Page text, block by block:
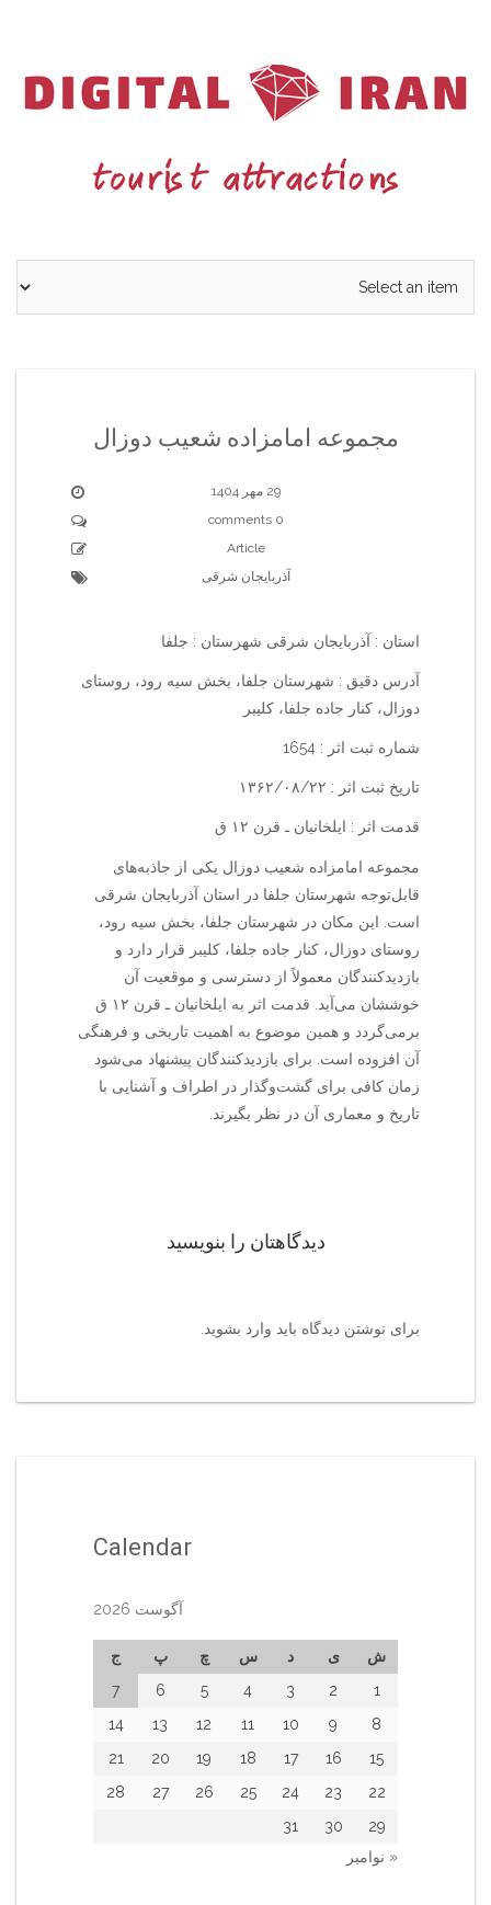
مجموعه امامزاده شعیب دوزال
29 مهر 1404
0 comments
Article
آذربایجان شرقی
استان : آذربایجان شرقی شهرستان : جلفا
آدرس دقیق : شهرستان جلفا، بخش سیه رود، روستای
دوزال، کنار جاده جلفا، کلیبر
شماره ثبت اثر : 1654
تاریخ ثبت اثر : ۱۳۶۲/۰۸/۲۲
قدمت اثر : ایلخانیان ـ قرن ۱۲ ق
مجموعه امامزاده شعیب دوزال یکی از جاذبه‌های
قابل‌توجه شهرستان جلفا در استان آذربایجان شرقی
است. این مکان در شهرستان جلفا، بخش سیه رود،
روستای دوزال، کنار جاده جلفا، کلیبر قرار دارد و
بازدیدکنندگان معمولاً از دسترسی و موقعیت آن
خوششان می‌آید. قدمت اثر به ایلخانیان ـ قرن ۱۲ ق
برمی‌گردد و همین موضوع به اهمیت تاریخی و فرهنگی
آن افزوده است. برای بازدیدکنندگان پیشنهاد می‌شود
زمان کافی برای گشت‌وگذار در اطراف و آشنایی با
تاریخ و معماری آن در نظر بگیرند.
دیدگاهتان را بنویسید
برای نوشتن دیدگاه باید وارد بشوید
Calendar
آگوست 2026
ش ی د س چ پ
ج
1
2
3
4
5
6
7
8
9
10
11
12
13
14
15
16
17
18
19
20
21
22
23
24
25
26
27
28
29
30
31
« نوامبر